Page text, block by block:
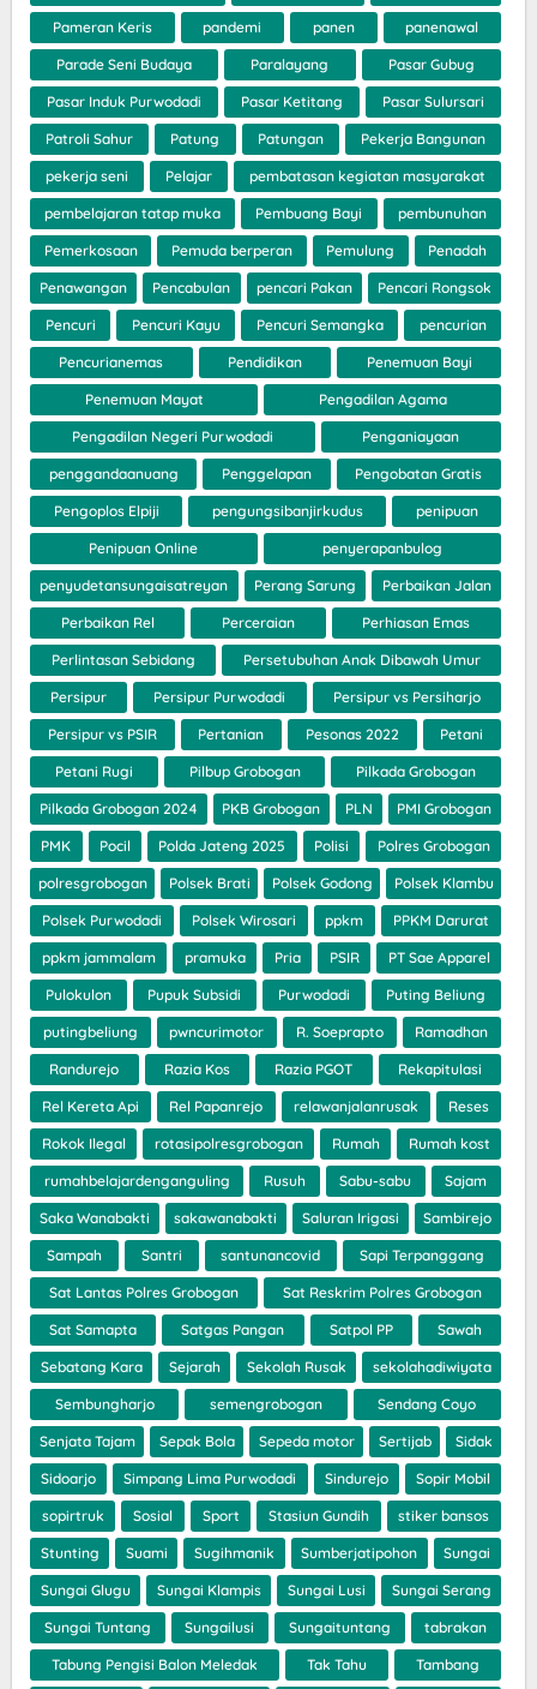
Pameran Keris pandemi panen panenawal
Parade Seni Budaya Paralayang Pasar Gubug
Pasar Induk Purwodadi Pasar Ketitang Pasar Sulursari
Patroli Sahur Patung Patungan Pekerja Bangunan
pekerja seni Pelajar pembatasan kegiatan masyarakat
pembelajaran tatap muka Pembuang Bayi pembunuhan
Pemerkosaan Pemuda berperan Pemulung Penadah
Penawangan Pencabulan pencari Pakan Pencari Rongsok
Pencuri Pencuri Kayu Pencuri Semangka pencurian
Pencurianemas Pendidikan Penemuan Bayi
Penemuan Mayat Pengadilan Agama
Pengadilan Negeri Purwodadi Penganiayaan
penggandaanuang Penggelapan Pengobatan Gratis
Pengoplos Elpiji pengungsibanjirkudus penipuan
Penipuan Online penyerapanbulog
penyudetansungaisatreyan Perang Sarung Perbaikan Jalan
Perbaikan Rel Perceraian Perhiasan Emas
Perlintasan Sebidang Persetubuhan Anak Dibawah Umur
Persipur Persipur Purwodadi Persipur vs Persiharjo
Persipur vs PSIR Pertanian Pesonas 2022 Petani
Petani Rugi Pilbup Grobogan Pilkada Grobogan
Pilkada Grobogan 2024 PKB Grobogan PLN PMI Grobogan
PMK Pocil Polda Jateng 2025 Polisi Polres Grobogan
polresgrobogan Polsek Brati Polsek Godong Polsek Klambu
Polsek Purwodadi Polsek Wirosari ppkm PPKM Darurat
ppkm jammalam pramuka Pria PSIR PT Sae Apparel
Pulokulon Pupuk Subsidi Purwodadi Puting Beliung
putingbeliung pwncurimotor R. Soeprapto Ramadhan
Randurejo Razia Kos Razia PGOT Rekapitulasi
Rel Kereta Api Rel Papanrejo relawanjalanrusak Reses
Rokok Ilegal rotasipolresgrobogan Rumah Rumah kost
rumahbelajardenganguling Rusuh Sabu-sabu Sajam
Saka Wanabakti sakawanabakti Saluran Irigasi Sambirejo
Sampah Santri santunancovid Sapi Terpanggang
Sat Lantas Polres Grobogan Sat Reskrim Polres Grobogan
Sat Samapta Satgas Pangan Satpol PP Sawah
Sebatang Kara Sejarah Sekolah Rusak sekolahadiwiyata
Sembungharjo semengrobogan Sendang Coyo
Senjata Tajam Sepak Bola Sepeda motor Sertijab Sidak
Sidoarjo Simpang Lima Purwodadi Sindurejo Sopir Mobil
sopirtruk Sosial Sport Stasiun Gundih stiker bansos
Stunting Suami Sugihmanik Sumberjatipohon Sungai
Sungai Glugu Sungai Klampis Sungai Lusi Sungai Serang
Sungai Tuntang Sungailusi Sungaituntang tabrakan
Tabung Pengisi Balon Meledak Tak Tahu Tambang